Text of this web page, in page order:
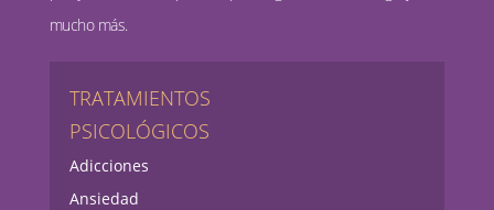
mucho más.
TRATAMIENTOS
PSICOLÓGICOS
Adicciones
Ansiedad